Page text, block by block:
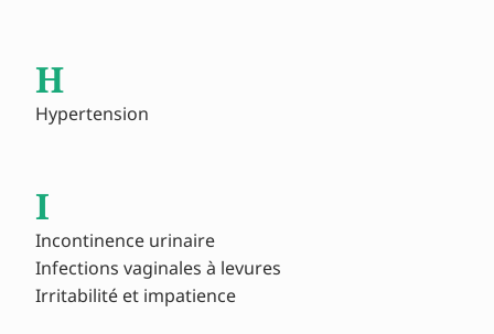
H
Hypertension
I
Incontinence urinaire
Infections vaginales à levures
Irritabilité et impatience